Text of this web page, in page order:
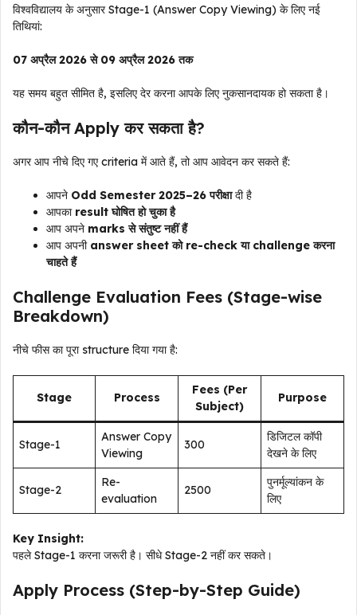
विश्वविद्यालय के अनुसार Stage-1 (Answer Copy Viewing) के लिए नई
तिथियां:
07 अप्रैल 2026 से 09 अप्रैल 2026 तक
यह समय बहुत सीमित है, इसलिए देर करना आपके लिए नुकसानदायक हो सकता है।
कौन-कौन Apply कर सकता है?
अगर आप नीचे दिए गए criteria में आते हैं, तो आप आवेदन कर सकते हैं:
आपने Odd Semester 2025–26 परीक्षादी है
आपका result घोषित हो चुका है
आप अपने marks से संतुष्ट नहीं हैं
आप अपनी answer sheet को re-check या challenge करना
चाहते हैं
Challenge Evaluation Fees (Stage-wise
Breakdown)
नीचे फीस का पूरा structure दिया गया है:
Stage Process
Fees (Per
Subject)
Purpose
Stage-1
Answer Copy
Viewing
₹300
डिजिटल कॉपी
देखने के लिए
Stage-2
Re-
evaluation
₹2500
पुनर्मूल्यांकन के
लिए
Key Insight:
पहले Stage-1 करना जरूरी है। सीधे Stage-2 नहीं कर सकते।
Apply Process (Step-by-Step Guide)